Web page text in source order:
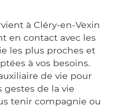
à Cléry-en-Vexin
en contact avec les
les plus proches et
à vos besoins.
de vie pour
gestes de la vie
tenir compagnie ou